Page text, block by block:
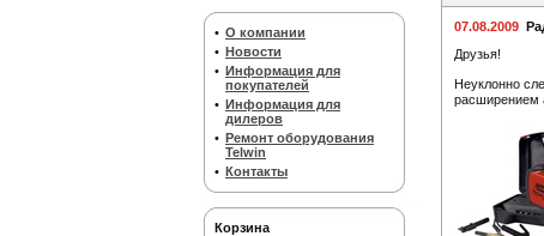
• О компании
• Новости
• Информация для
покупателей
• Информация для
дилеров
• Ремонт оборудования
Telwin
• Контакты
Корзина
07.08.2009
Друзья!
Неуклонно
расширением